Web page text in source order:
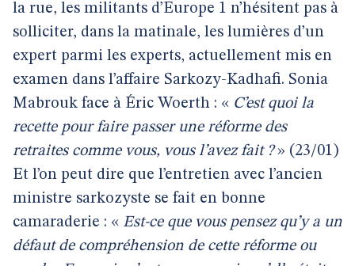
la rue, les militants d’Europe 1 n’hésitent pas à
solliciter, dans la matinale, les lumières d’un
expert parmi les experts, actuellement mis en
examen dans l’affaire Sarkozy-Kadhafi. Sonia
Mabrouk face à Éric Woerth : « C’est quoi la
recette pour faire passer une réforme des
retraites comme vous, vous l’avez fait ?» (23/01)
Et l’on peut dire que l’entretien avec l’ancien
ministre sarkozyste se fait en bonne
camaraderie : « Est-ce que vous pensez qu’y a un
défaut de compréhension de cette réforme ou